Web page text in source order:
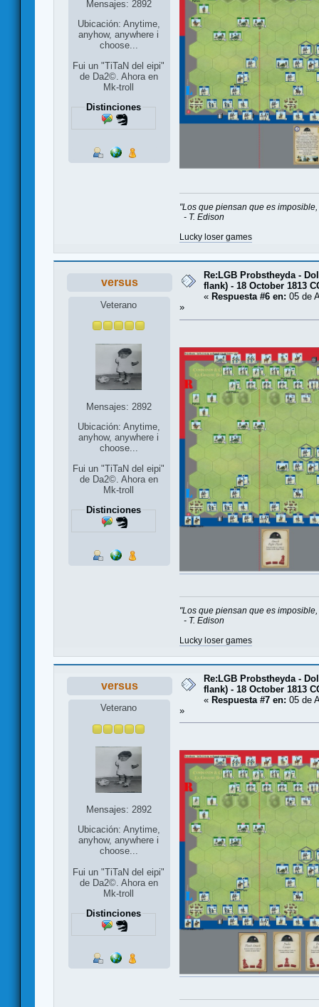
Mensajes: 2892
Ubicación: Anytime,
anyhow, anywhere i
choose...
Fui un "TiTaN del eipi"
de Da2©. Ahora en
Mk-troll
Distinciones
"Los que piensan que es
- T. Edison
Lucky loser games
versus
Veterano
Mensajes: 2892
Ubicación: Anytime,
anyhow, anywhere i
choose...
Fui un "TiTaN del eipi"
de Da2©. Ahora en
Mk-troll
Distinciones
Re:LGB Probstheyda -
flank) - 18 October 1813
« Respuesta #6 en: 05 de
»
"Los que piensan que es
- T. Edison
Lucky loser games
versus
Veterano
Mensajes: 2892
Ubicación: Anytime,
anyhow, anywhere i
choose...
Fui un "TiTaN del eipi"
de Da2©. Ahora en
Mk-troll
Distinciones
Re:LGB Probstheyda -
flank) - 18 October 1813
« Respuesta #7 en: 05 de
»